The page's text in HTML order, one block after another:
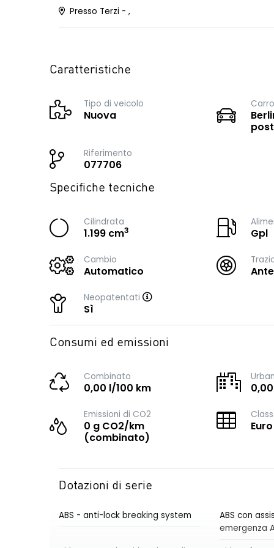
Presso Terzi - ,
Caratteristiche
Tipo di veicolo
Nuova
Riferimento
077706
Specifiche tecniche
Cilindrata
1.199 cm3 Gpl
Cambio
Automatico
Neopatentati
Sì
Consumi ed emissioni
Combinato
0,00 l/100 km
Emissioni di CO2
0 g CO2/km
(combinato)
Dotazioni di serie
ABS - anti-lock breaking system
ABS con
emergenza